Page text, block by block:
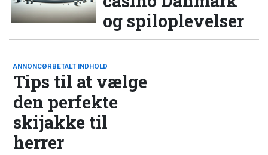
og spiloplevelser
ANNONCØRBETALT INDHOLD
Tips til at vælge
den perfekte
skijakke til
herrer